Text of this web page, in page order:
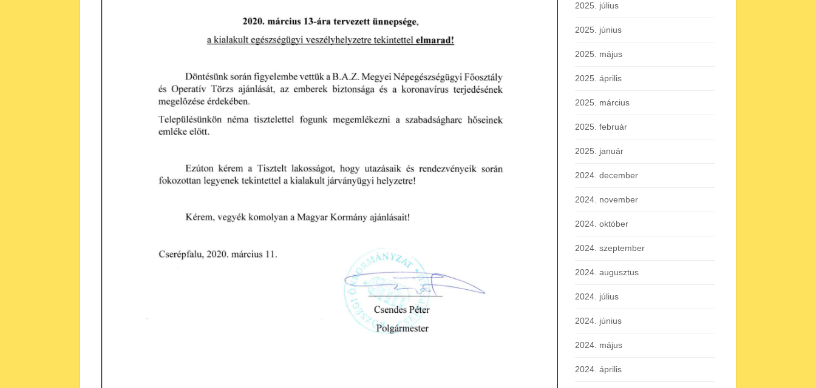
2025. július
2025. június
2025. május
2025. április
2025. március
2025. február
2025. január
2024. december
2024. november
2024. október
2024. szeptember
2024. augusztus
2024. július
2024. június
2024. május
2024. április